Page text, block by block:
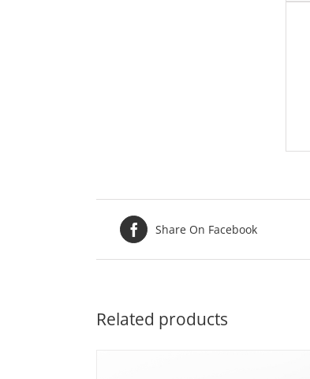
Share On Facebook
Related products